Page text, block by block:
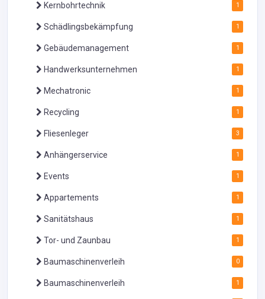
Kernbohrtechnik 1
Schädlingsbekämpfung 1
Gebäudemanagement 1
Handwerksunternehmen 1
Mechatronic 1
Recycling 1
Fliesenleger 3
Anhängerservice 1
Events 1
Appartements 1
Sanitätshaus 1
Tor- und Zaunbau 1
Baumaschinenverleih 0
Baumaschinenverleih 1